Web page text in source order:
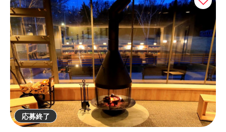
応募終了